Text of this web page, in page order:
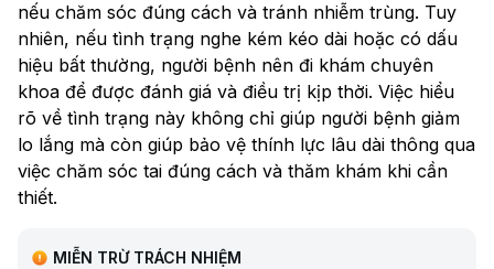
nếu chăm sóc đúng cách và tránh nhiễm trùng. Tuy
nhiên, nếu tình trạng nghe kém kéo dài hoặc có dấu
hiệu bất thường, người bệnh nên đi khám chuyên
khoa để được đánh giá và điều trị kịp thời. Việc hiểu
rõ về tình trạng này không chỉ giúp người bệnh giảm
lo lắng mà còn giúp bảo vệ thính lực lâu dài thông qua
việc chăm sóc tai đúng cách và thăm khám khi cần
thiết.
MIỄN TRỪ TRÁCH NHIỆM